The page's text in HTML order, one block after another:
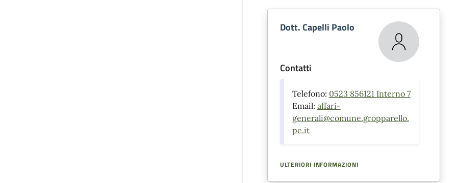
Dott. Capelli Paolo
Contatti
Telefono: 0523 856121 Interno 7
Email: affari-
generali@comune.gropparello.
pc.it
ULTERIORI INFORMAZIONI